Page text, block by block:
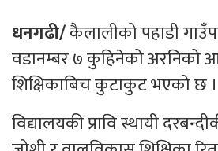
धनगढी/कैलालीको पहाडी
वडानम्बर ७ कुहिनेको अरनिको
शिक्षिकाबिच कुटाकुट भएको छ ।
विद्यालयकी प्रावि स्थायी